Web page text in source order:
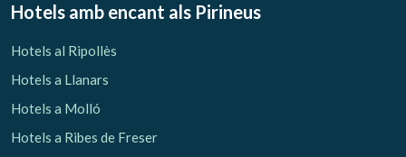
Hotels amb encant als Pirineus
Hotels al Ripollès
Hotels a Llanars
Hotels a Molló
Hotels a Ribes de Freser